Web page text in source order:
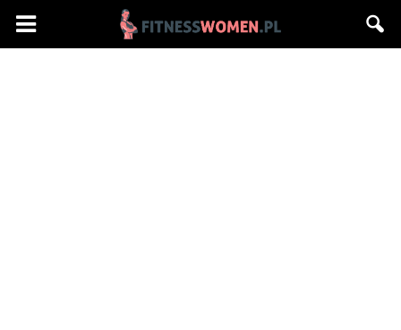
Fitnesswomen.pl